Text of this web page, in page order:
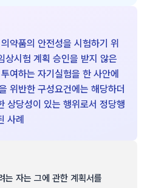
약품의 안전성을 시험하기 위
상시험 계획 승인을 받지 않은
여하는 자기실험을 한 사안에
위반한 구성요건에는 해당하더
상당성이 있는 행위로서 정당행
사례
는 자는 그에 관한 계획서를